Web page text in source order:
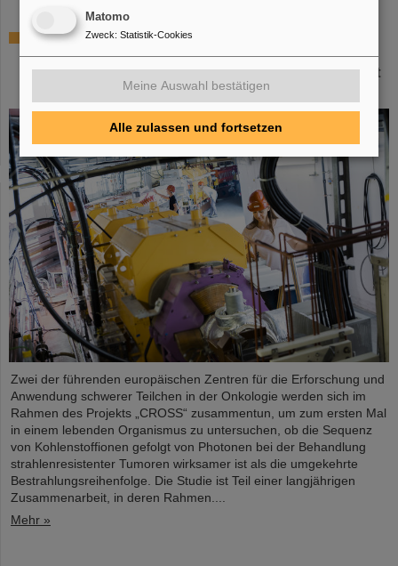
Italienisch-deutsche Wissenschaftskooperation:
CNAO in Pavia erhält Fördermittel von über
385.000 Euro für gemeinsames Forschungsprojekt
mit GSI in Darmstadt
Zwei der führenden europäischen Zentren für die Erforschung und
Anwendung schwerer Teilchen in der Onkologie werden sich im
Rahmen des Projekts „CROSS“ zusammentun, um zum ersten Mal
in einem lebenden Organismus zu untersuchen, ob die Sequenz
von Kohlenstoffionen gefolgt von Photonen bei der Behandlung
strahlenresistenter Tumoren wirksamer ist als die umgekehrte
Bestrahlungsreihenfolge. Die Studie ist Teil einer langjährigen
Zusammenarbeit, in deren Rahmen....
Mehr »
Matomo
Zweck: Statistik-Cookies
Meine Auswahl bestätigen
Alle zulassen und fortsetzen